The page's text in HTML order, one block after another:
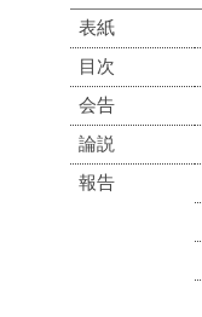
表紙
目次
会告
論説
報告